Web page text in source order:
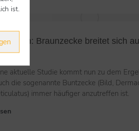
ist.
Braunzecke breitet sich
2021
aktuelle Studie kommt nun zu dem
die sogenannte Buntzecke (Bild,
immer häufiger anzutreffen ist.